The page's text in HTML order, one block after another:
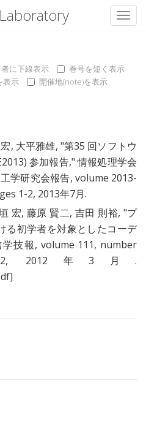
に下線表示
巻号を短く表示
表示
開催地(note)を表示
, 大平雅雄, "第35 回ソフトウ
参加報告," 情報処理学会
学研究会報告, volume 2013-
1-2, 2013年7月.
宏, 藤原 賢二, 吉田 則裕, "プ
る初学者を対象としたコーデ
学技報, volume 111, number
72, 2012年3月.